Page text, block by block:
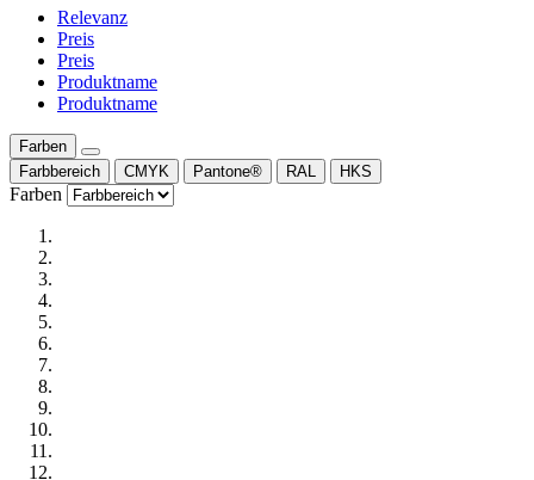
Relevanz
Preis
Preis
Produktname
Produktname
Farben
Farbbereich
CMYK Pantone® RAL HKS
Farben